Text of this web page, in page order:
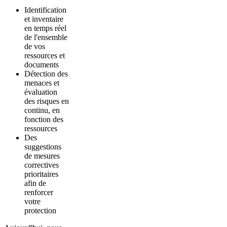
Identification
et inventaire
en temps réel
de l'ensemble
de vos
ressources et
documents
Détection des
menaces et
évaluation
des risques en
continu, en
fonction des
ressources
Des
suggestions
de mesures
correctives
prioritaires
afin de
renforcer
votre
protection